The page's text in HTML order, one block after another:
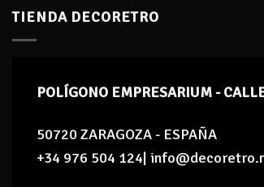
TIENDA DECORETRO
POLÍGONO EMPRESARIUM -
50720 ZARAGOZA - ESPAÑA
+34 976 504 124|